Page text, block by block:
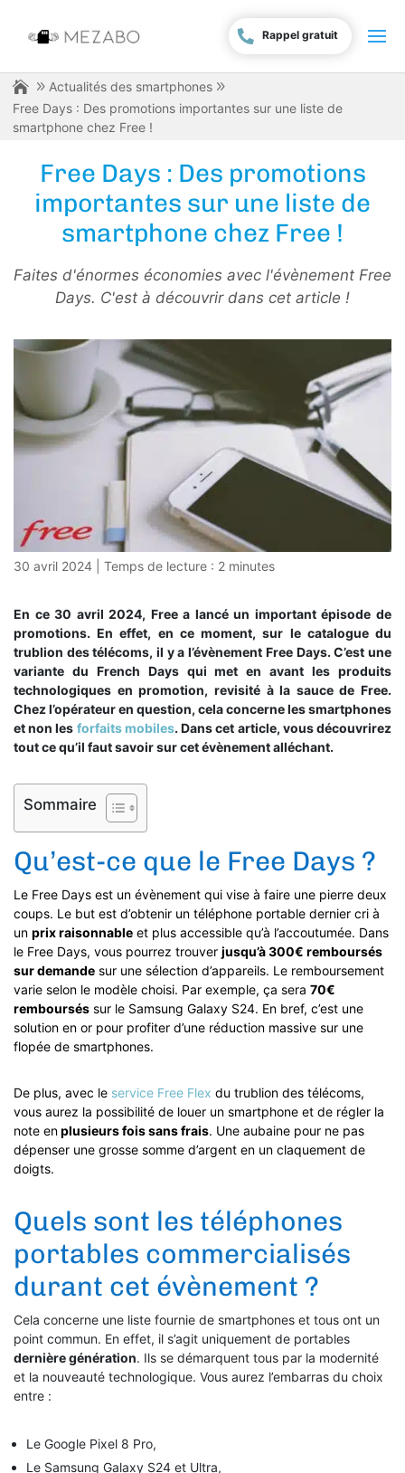
Rappel gratuit
Actualités des smartphones
Free Days : Des promotions importantes sur une liste de
smartphone chez Free !
Free Days : Des promotions
importantes sur une liste de
smartphone chez Free !
Faites d'énormes économies avec l'évènement Free
Days. C'est à découvrir dans cet article !
30 avril 2024 Temps de lecture : 2 minutes
En ce 30 avril 2024, Free a lancé un important épisode de
promotions. En effet, en ce moment, sur le catalogue du
trublion des télécoms, il y a l’évènement Free Days. C’est une
variante du French Days qui met en avant les produits
technologiques en promotion, revisité à la sauce de Free.
Chez l’opérateur en question, cela concerne les smartphones
et non les forfaits mobiles. Dans cet article, vous découvrirez
tout ce qu’il faut savoir sur cet évènement alléchant.
Sommaire
Qu’est-ce que le Free Days ?
Le Free Days est un évènement qui vise à faire une pierre deux
coups. Le but est d’obtenir un téléphone portable dernier cri à
un prix raisonnable et plus accessible qu’à l’accoutumée. Dans
le Free Days, vous pourrez trouver jusqu’à 300€ remboursés
sur demande sur une sélection d’appareils. Le remboursement
varie selon le modèle choisi. Par exemple, ça sera 70€
remboursés sur le Samsung Galaxy S24. En bref, c’est une
solution en or pour profiter d’une réduction massive sur une
flopée de smartphones.
De plus, avec le service Free Flex du trublion des télécoms,
vous aurez la possibilité de louer un smartphone et de régler la
note enplusieurs fois sans frais. Une aubaine pour ne pas
dépenser une grosse somme d’argent en un claquement de
doigts.
Quels sont les téléphones
portables commercialisés
durant cet évènement ?
Cela concerne une liste fournie de smartphones et tous ont un
point commun. En effet, il s’agit uniquement de portables
dernière génération. Ils se démarquent tous par la modernité
et la nouveauté technologique. Vous aurez l’embarras du choix
entre :
Le Google Pixel 8 Pro,
Le Samsung Galaxy S24 et Ultra,